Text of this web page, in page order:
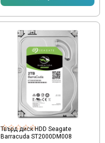
Твърд диск HDD Seagate
Barracuda ST2000DM008